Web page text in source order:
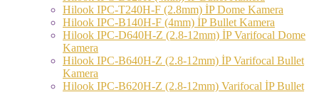
Hilook IPC-T240H-F (2.8mm) İP Dome Kamera
Hilook IPC-B140H-F (4mm) İP Bullet Kamera
Hilook IPC-D640H-Z (2.8-12mm) İP Varifocal Dome
Kamera
Hilook IPC-B640H-Z (2.8-12mm) İP Varifocal Bullet
Kamera
Hilook IPC-B620H-Z (2.8-12mm) Varifocal İP Bullet